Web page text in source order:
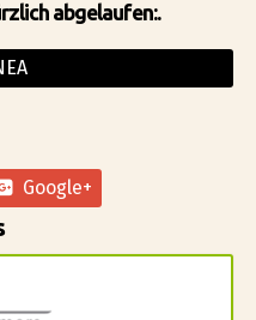
abgelaufen:.
Google+